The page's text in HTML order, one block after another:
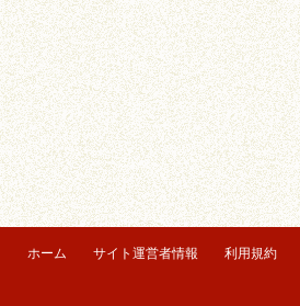
ホーム サイト運営者情報 利用規約